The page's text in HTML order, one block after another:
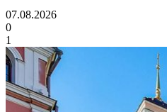
07.08.2026
0
1